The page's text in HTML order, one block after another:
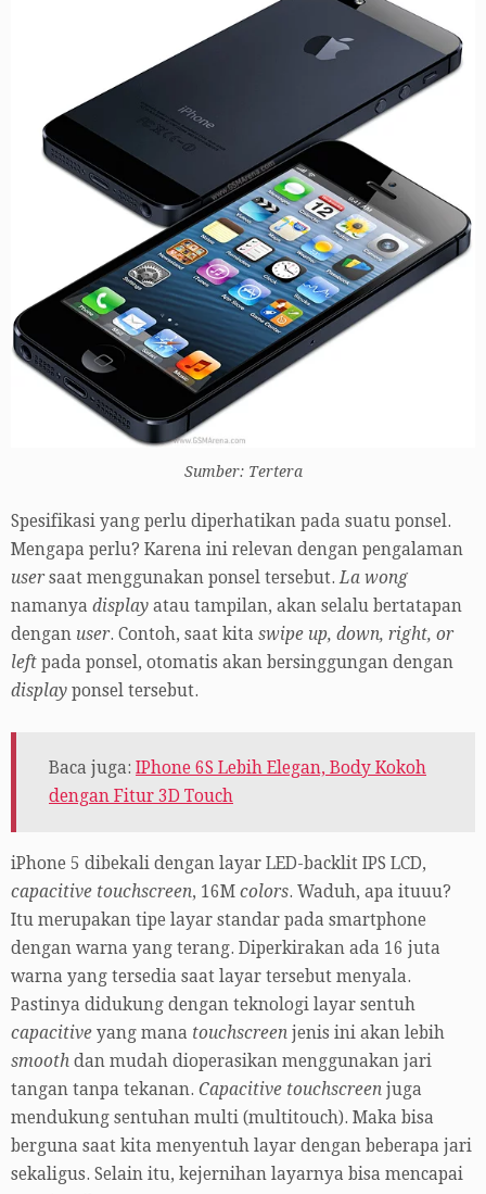
Sumber: Tertera
Spesifikasi yang perlu diperhatikan pada suatu ponsel.
Mengapa perlu? Karena ini relevan dengan pengalaman
usersaat menggunakan ponsel tersebut.La wong
namanya display atau tampilan, akan selalu bertatapan
dengan user. Contoh, saat kita swipe up, down, right, or
left pada ponsel, otomatis akan bersinggungan dengan
display ponsel tersebut.
Baca juga: IPhone 6S Lebih Elegan, Body Kokoh
dengan Fitur 3D Touch
iPhone 5 dibekali dengan layar LED-backlit IPS LCD,
capacitive touchscreen, 16M colors. Waduh, apa ituuu?
Itu merupakan tipe layar standar pada smartphone
dengan warna yang terang. Diperkirakan ada 16 juta
warna yang tersedia saat layar tersebut menyala.
Pastinya didukung dengan teknologi layar sentuh
capacitive yang mana touchscreen jenis ini akan lebih
smooth dan mudah dioperasikan menggunakan jari
tangan tanpa tekanan. Capacitive touchscreen juga
mendukung sentuhan multi (multitouch). Maka bisa
berguna saat kita menyentuh layar dengan beberapa jari
sekaligus. Selain itu, kejernihan layarnya bisa mencapai